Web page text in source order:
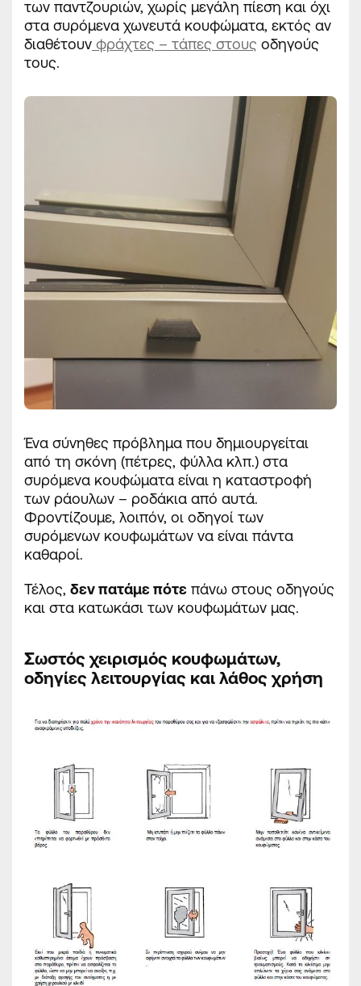
των παντζουριών, χωρίς μεγάλη πίεση και όχι
στα συρόμενα χωνευτά κουφώματα, εκτός αν
διαθέτουν φράχτες – τάπες στους οδηγούς
τους.
Ένα σύνηθες πρόβλημα που δημιουργείται
από τη σκόνη (πέτρες, φύλλα κλπ.) στα
συρόμενα κουφώματα είναι η καταστροφή
των ράουλων – ροδάκια από αυτά.
Φροντίζουμε, λοιπόν, οι οδηγοί των
συρόμενων κουφωμάτων να είναι πάντα
καθαροί.
Τέλος, δεν πατάμε πότε πάνω στους οδηγούς
και στα κατωκάσι των κουφωμάτων μας.
Σωστός χειρισμός κουφωμάτων,
οδηγίες λειτουργίας και λάθος χρήση